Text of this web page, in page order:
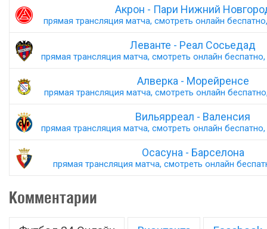
Акрон - Пари Нижний
прямая трансляция матча, смотреть онлайн
Леванте - Реал Сосьедад
прямая трансляция матча, смотреть онлайн
Алверка - Морейренсе
прямая трансляция матча, смотреть онлайн
Вильярреал - Валенсия
прямая трансляция матча, смотреть онлайн
Осасуна - Барселона
прямая трансляция матча, смотреть онлайн
Комментарии